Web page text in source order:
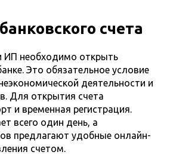
счета
ИП необходимо открыть
Это обязательное условие
деятельности и
Для открытия счета
и временная регистрация.
всего один день, а
предлагают удобные онлайн-
счетом.